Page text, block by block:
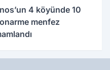
4 köyünde 10
menfez